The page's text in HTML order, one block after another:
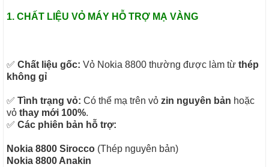
1. CHẤT LIỆU VỎ MÁY HỖ TRỢ MẠ VÀNG
✅ Chất liệu gốc: Vỏ Nokia 8800 thường được làm từ thép
không gỉ
✅ Tình trạng vỏ: Có thể mạ trên vỏ zin nguyên bản hoặc
vỏ thay mới 100%.
✅ Các phiên bản hỗ trợ:
Nokia 8800 Sirocco (Thép nguyên bản)
Nokia 8800 Anakin